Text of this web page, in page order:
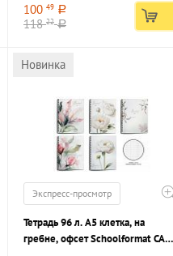
100 49 a
11822 a
Новинка
Экспресс-просмотр
Тетрадь 96 л. А5 клетка, на
гребне, офсет Schoolformat САД